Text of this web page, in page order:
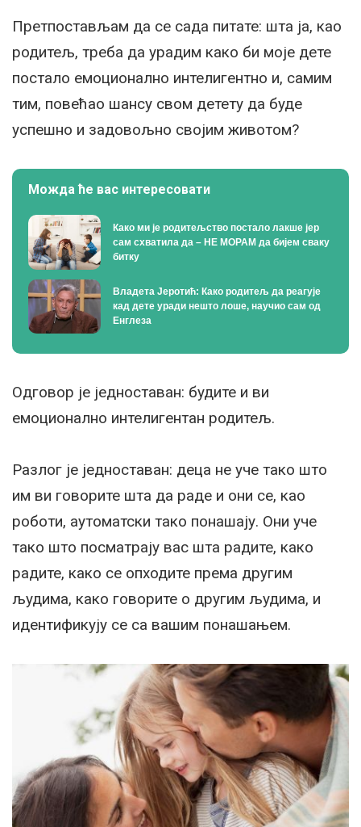
Претпостављам да се сада питате: шта ја, као
родитељ, треба да урадим како би моје дете
постало емоционално интелигентно и, самим
тим, повећао шансу свом детету да буде
успешно и задовољно својим животом?
Можда ће вас интересовати
Како ми је родитељство постало лакше јер
сам схватила да – НЕ МОРАМ да бијем сваку
битку
Владета Јеротић: Како родитељ да реагује
кад дете уради нешто лоше, научио сам од
Енглеза
Одговор је једноставан: будите и ви
емоционално интелигентан родитељ.
Разлог је једноставан: деца не уче тако што
им ви говорите шта да раде и они се, као
роботи, аутоматски тако понашају. Они уче
тако што посматрају вас шта радите, како
радите, како се опходите према другим
људима, како говорите о другим људима, и
идентификују се са вашим понашањем.